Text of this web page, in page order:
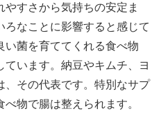
すさから気持ちの安定ま
なことに影響すると感じて
い菌を育ててくれる食べ物
います。納豆やキムチ、ヨ
、その代表です。特別なサプ
物で腸は整えられます。